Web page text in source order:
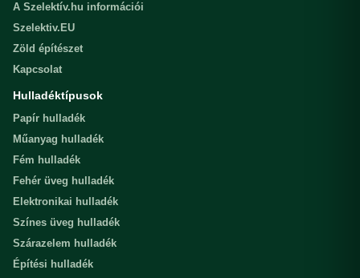
A Szelektív.hu információi
Szelektiv.EU
Zöld építészet
Kapcsolat
Hulladéktípusok
Papír hulladék
Műanyag hulladék
Fém hulladék
Fehér üveg hulladék
Elektronikai hulladék
Színes üveg hulladék
Szárazelem hulladék
Építési hulladék